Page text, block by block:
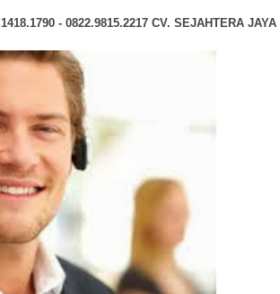
- 0822.9815.2217 CV. SEJAHTERA JAYA